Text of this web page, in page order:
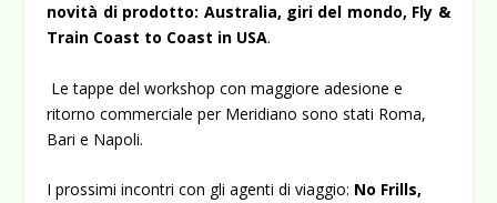
novità di prodotto: Australia, giri del mondo, Fly &
Train Coast to Coast in USA.
Le tappe del workshop con maggiore adesione e
ritorno commerciale per Meridiano sono stati Roma,
Bari e Napoli.
I prossimi incontri con gli agenti di viaggio: No Frills,